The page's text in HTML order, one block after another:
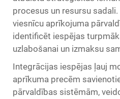
procesus un resursu
viesnīcu aprīkojuma
identificēt iespējas
uzlabošanai un izmaksu
Integrācijas iespējas ļauj
aprīkuma precēm
pārvaldības sistēmām,